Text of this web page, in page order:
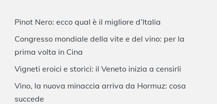
Pinot Nero: ecco qual è il migliore d’Italia
Congresso mondiale della vite e del vino: per la
prima volta in Cina
Vigneti eroici e storici: il Veneto inizia a censirli
Vino, la nuova minaccia arriva da Hormuz: cosa
succede